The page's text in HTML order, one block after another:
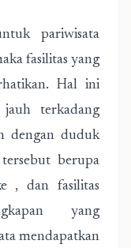
pariwisata
fasilitas yang
Hal ini
jauh terkadang
dengan duduk
berupa
, dan fasilitas
yang
mendapatkan